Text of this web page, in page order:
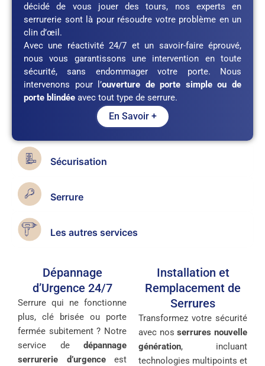
décidé de vous jouer des tours, nos experts en
serrurerie sont là pour résoudre votre problème en un
clin d’œil.
Avec une réactivité 24/7 et un savoir-faire éprouvé,
nous vous garantissons une intervention en toute
sécurité, sans endommager votre porte. Nous
intervenons pour l’ouverture de porte simple ou de
porte blindée avec tout type de serrure.
En Savoir +
Sécurisation
Serrure
Les autres services
Dépannage
d’Urgence 24/7
Serrure qui ne fonctionne
plus, clé brisée ou porte
fermée subitement ? Notre
service de dépannage
serrurerie d’urgenceest
Installation et
Remplacement de
Serrures
Transformez votre sécurité
avec nosserrures nouvelle
génération, incluant
technologies multipoints et